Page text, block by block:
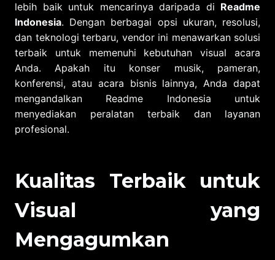
lebih baik untuk mencarinya daripada di Readme
Indonesia. Dengan berbagai opsi ukuran, resolusi,
dan teknologi terbaru, vendor ini menawarkan solusi
terbaik untuk memenuhi kebutuhan visual acara
Anda. Apakah itu konser musik, pameran,
konferensi, atau acara bisnis lainnya, Anda dapat
mengandalkan Readme Indonesia untuk
menyediakan peralatan terbaik dan layanan
profesional.
Kualitas Terbaik untuk
Visual yang
Mengagumkan